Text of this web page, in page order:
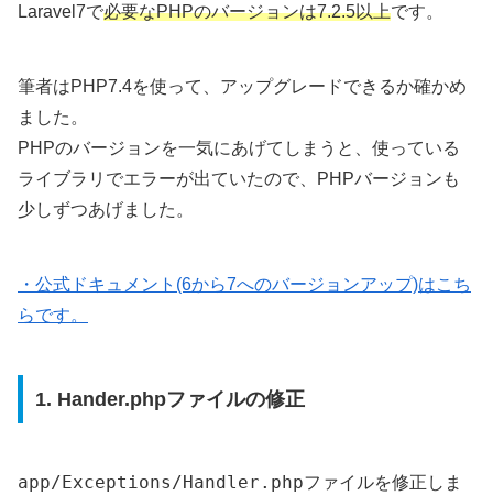
Laravel7で必要なPHPのバージョンは7.2.5以上です。
筆者はPHP7.4を使って、アップグレードできるか確かめ
ました。
PHPのバージョンを一気にあげてしまうと、使っている
ライブラリでエラーが出ていたので、PHPバージョンも
少しずつあげました。
・公式ドキュメント(6から7へのバージョンアップ)はこち
らです。
1. Hander.phpファイルの修正
app/Exceptions/Handler.phpファイルを修正しま